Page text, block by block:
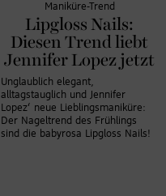
Maniküre-Trend
Lipgloss Nails:
Diesen Trend liebt
Jennifer Lopez jetzt
Unglaublich elegant,
alltagstauglich und Jennifer
Lopez‘ neue Lieblingsmaniküre:
Der Nageltrend des Frühlings
sind die babyrosa Lipgloss Nails!